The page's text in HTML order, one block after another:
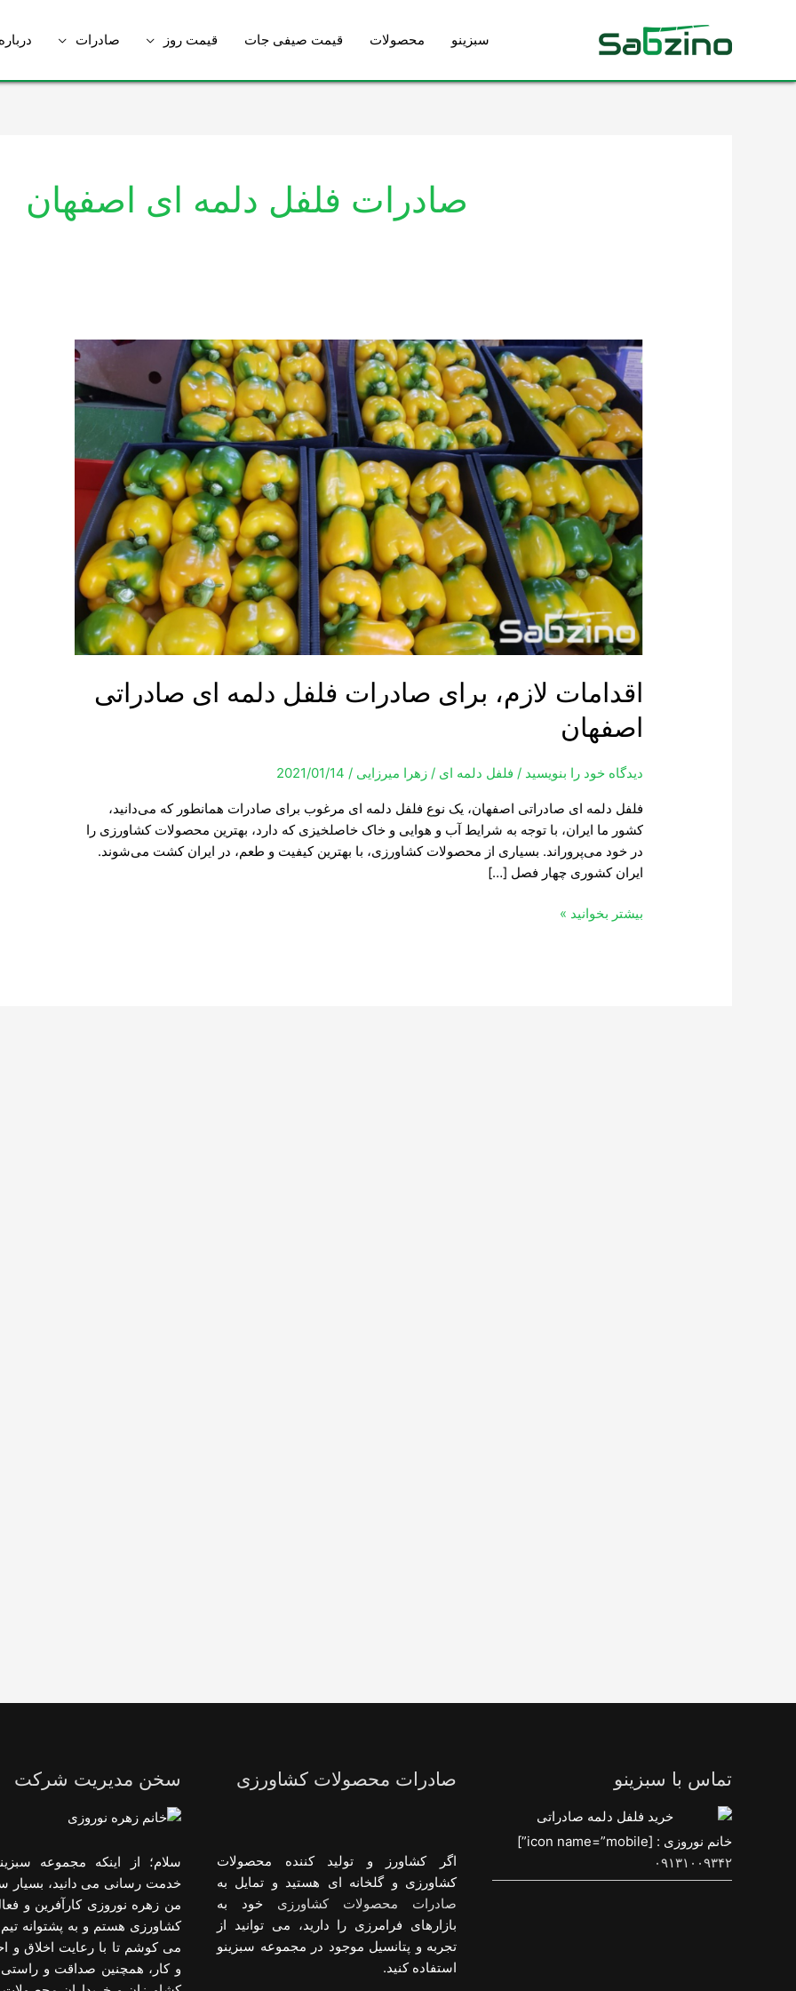
سبزینو محصولات قیمت صیفی جات قیمت روز صادرات
صادرات فلفل دلمه ای اصفهان
اقدامات لازم، برای صادرات فلفل دلمه ای صادراتی
اصفهان
دیدگاه‌ خود را بنویسید / فلفل دلمه ای /زهرا میرزایی/
2021/01/14
فلفل دلمه ای صادراتی اصفهان، یک نوع فلفل دلمه ای مرغوب برای صادرات همانطور که می‌دانید،
کشور ما ایران، با توجه به شرایط آب و هوایی و خاک خاصلخیزی که دارد، بهترین محصولات کشاورزی را
در خود می‌پروراند. بسیاری از محصولات کشاورزی، با بهترین کیفیت و طعم، در ایران کشت می‌شوند.
ایران کشوری چهار فصل […]
اقدامات
لازم،
برای
صادرات
فلفل
دلمه
ای
صادراتی
اصفهان
بیشتر بخوانید »
تماس با سبزینو
خانم نوروزی : [icon name=”mobile”]
۰۹۱۳۱۰۰۹۳۴۲
صادرات محصولات کشاورزی
اگر کشاورز و تولید کننده محصولات
کشاورزی و گلخانه ای هستید و تمایل به
صادرات محصولات کشاورزی خود به
بازارهای فرامرزی را دارید، می توانید از
تجربه و پتانسیل موجود در مجموعه سبزینو
استفاده کنید.
سخن مدیریت شرکت
سلام؛ از اینکه مجموعه
خدمت رسانی می دانید، بسیار
من زهره نوروزی کارآفرین و
کشاورزی هستم و به پشتوانه تیم
می کوشم تا با رعایت اخلاق و
و کار، همچنین صداقت و راستی